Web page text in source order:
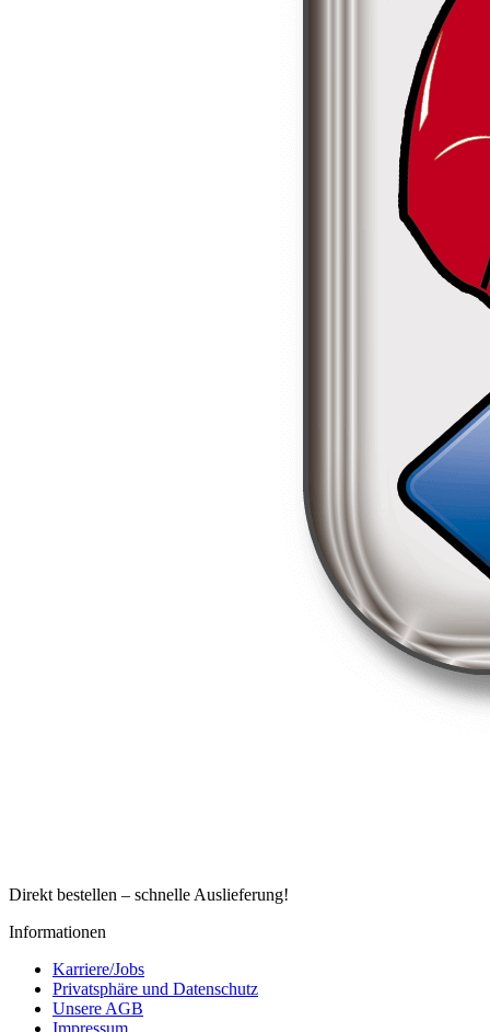
Direkt bestellen – schnelle Auslieferung!
Informationen
Karriere/Jobs
Privatsphäre und Datenschutz
Unsere AGB
Impressum